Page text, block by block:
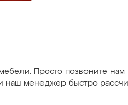
Просто позвоните
наш менеджер быстро